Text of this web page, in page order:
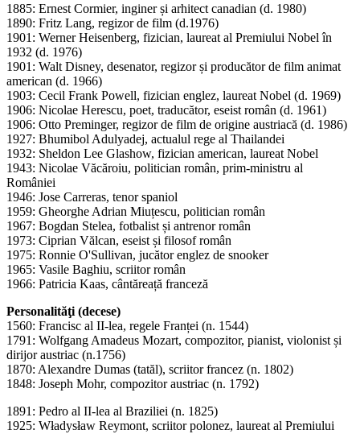
1885: Ernest Cormier, inginer și arhitect canadian (d. 1980)
1890: Fritz Lang, regizor de film (d.1976)
1901: Werner Heisenberg, fizician, laureat al Premiului Nobel în
1932 (d. 1976)
1901: Walt Disney, desenator, regizor și producător de film animat
american (d. 1966)
1903: Cecil Frank Powell, fizician englez, laureat Nobel (d. 1969)
1906: Nicolae Herescu, poet, traducător, eseist român (d. 1961)
1906: Otto Preminger, regizor de film de origine austriacă (d. 1986)
1927: Bhumibol Adulyadej, actualul rege al Thailandei
1932: Sheldon Lee Glashow, fizician american, laureat Nobel
1943: Nicolae Văcăroiu, politician român, prim-ministru al
României
1946: Jose Carreras, tenor spaniol
1959: Gheorghe Adrian Miuțescu, politician român
1967: Bogdan Stelea, fotbalist și antrenor român
1973: Ciprian Vălcan, eseist și filosof român
1975: Ronnie O'Sullivan, jucător englez de snooker
1965: Vasile Baghiu, scriitor român
1966: Patricia Kaas, cântăreață franceză
Personalităţi (decese)
1560: Francisc al II-lea, regele Franței (n. 1544)
1791: Wolfgang Amadeus Mozart, compozitor, pianist, violonist și
dirijor austriac (n.1756)
1870: Alexandre Dumas (tatăl), scriitor francez (n. 1802)
1848: Joseph Mohr, compozitor austriac (n. 1792)
1891: Pedro al II-lea al Braziliei (n. 1825)
1925: Władysław Reymont, scriitor polonez, laureat al Premiului